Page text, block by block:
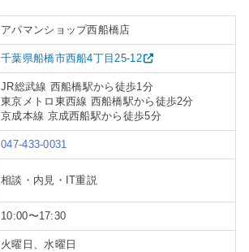
アパマンショップ西船橋店
千葉県船橋市西船4丁目25-12
JR総武線 西船橋駅から徒歩1分
東京メトロ東西線 西船橋駅から徒歩2分
京成本線 京成西船駅から徒歩5分
047-433-0031
相談・内見・IT重説
10:00〜17:30
火曜日、水曜日